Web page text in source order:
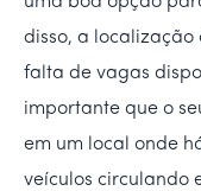
disso, a localização
falta de vagas
importante que o
em um local onde
veículos circulando